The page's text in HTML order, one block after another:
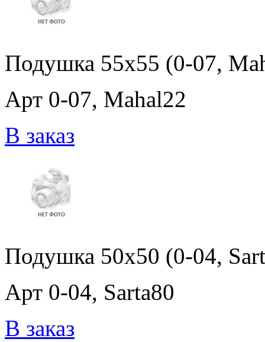
Подушка 55x55 (0-07,
Арт 0-07, Mahal22
В заказ
Подушка 50x50 (0-04,
Арт 0-04, Sarta80
В заказ